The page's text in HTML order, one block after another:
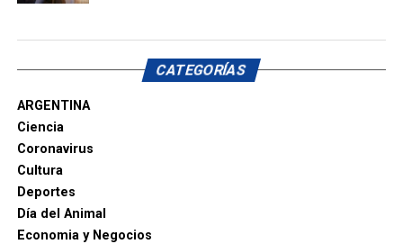
CATEGORÍAS
ARGENTINA
Ciencia
Coronavirus
Cultura
Deportes
Día del Animal
Economia y Negocios